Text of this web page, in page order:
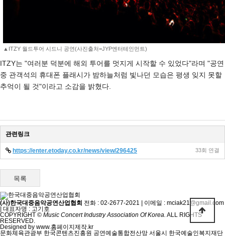
▲ITZY 월드투어 시드니 공연(사진출처=JYP엔터테인먼트)
ITZY는 "여러분 덕분에 해외 투어를 멋지게 시작할 수 있었다"라며 "공연
중 관객석의 휴대폰 플래시가 밤하늘처럼 빛나던 모습은 평생 잊지 못할
추억이 될 것"이라고 소감을 밝혔다.
관련링크
https://enter.etoday.co.kr/news/view/296425 33회 연결
목록
(사)한국대중음악공연산업협회 전화 : 02-2677-2021 | 이메일 : mciak21@gmail.com
| 대표자명 : 고기호
COPYRIGHT © Music Concert Industry Association Of Korea. ALL RIGHTS
RESERVED.
Designed by www.홈페이지제작.kr
문화체육관광부 한국콘텐츠진흥원 공연예술통합전산망 서울시 한국예술인복지재단